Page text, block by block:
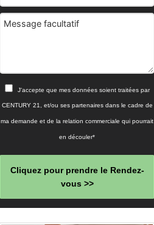
Message facultatif
J'accepte que mes données soient traitées par
CENTURY 21, et/ou ses partenaires dans le cadre de
ma demande et de la relation commerciale qui pourrait
en découler*
Cliquez pour prendre le Rendez-
vous >>